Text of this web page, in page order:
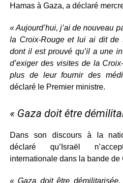
Hamas à Gaza, a déclaré
« Aujourd’hui, j’ai de nouveau
la Croix-Rouge et lui ai dit de
dont il est prouvé qu’il a une
d’exiger des visites de la
plus de leur fournir des
déclaré le Premier ministre.
« Gaza doit être
Dans son discours à la
déclaré qu’Israël
internationale dans la bande de
« Gaza doit être